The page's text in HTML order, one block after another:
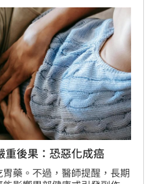
後果：恐惡化成癌
藥。不過，醫師提醒，長期